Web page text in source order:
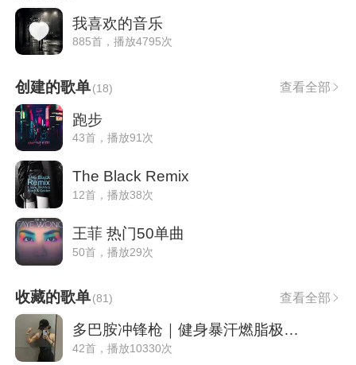
我喜欢的音乐
885首，播放4795次
创建的歌单(18) 查看全部
跑步
43首，播放91次
The Black Remix
12首，播放38次
王菲 热门50单曲
50首，播放29次
收藏的歌单(81) 查看全部
多巴胺冲锋枪｜健身暴汗燃脂极限挑战
42首，播放10330次